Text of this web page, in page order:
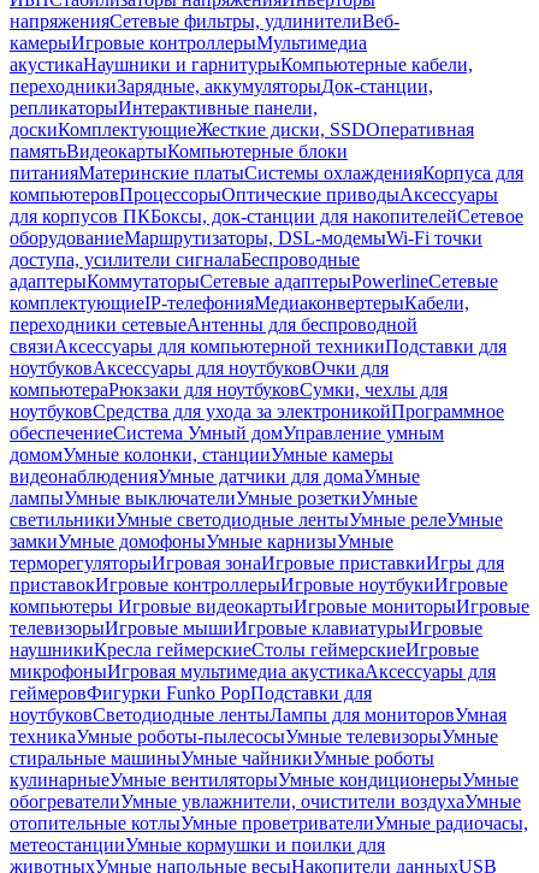
напряженияСетевые фильтры, удлинителиВеб-
камерыИгровые контроллерыМультимедиа
акустикаНаушники и гарнитурыКомпьютерные кабели,
переходникиЗарядные, аккумуляторыДок-станции,
репликаторыИнтерактивные панели,
доскиКомплектующиеЖесткие диски, SSDОперативная
памятьВидеокартыКомпьютерные блоки
питанияМатеринские платыСистемы охлажденияКорпуса для
компьютеровПроцессорыОптические приводыАксессуары
для корпусов ПКБоксы, док-станции для накопителейСетевое
оборудованиеМаршрутизаторы, DSL-модемыWi-Fi точки
доступа, усилители сигналаБеспроводные
адаптерыКоммутаторыСетевые адаптерыPowerlineСетевые
комплектующиеIP-телефонияМедиаконвертерыКабели,
переходники сетевыеАнтенны для беспроводной
связиАксессуары для компьютерной техникиПодставки для
ноутбуковАксессуары для ноутбуковОчки для
компьютераРюкзаки для ноутбуковСумки, чехлы для
ноутбуковСредства для ухода за электроникойПрограммное
обеспечениеСистема Умный домУправление умным
домомУмные колонки, станцииУмные камеры
видеонаблюденияУмные датчики для домаУмные
лампыУмные выключателиУмные розеткиУмные
светильникиУмные светодиодные лентыУмные релеУмные
замкиУмные домофоныУмные карнизыУмные
терморегуляторыИгровая зонаИгровые приставкиИгры для
приставокИгровые контроллерыИгровые ноутбукиИгровые
компьютеры Игровые видеокартыИгровые мониторыИгровые
телевизорыИгровые мышиИгровые клавиатурыИгровые
наушникиКресла геймерскиеСтолы геймерскиеИгровые
микрофоныИгровая мультимедиа акустикаАксессуары для
геймеровФигурки Funko PopПодставки для
ноутбуковСветодиодные лентыЛампы для мониторовУмная
техникаУмные роботы-пылесосыУмные телевизорыУмные
стиральные машиныУмные чайникиУмные роботы
кулинарныеУмные вентиляторыУмные кондиционерыУмные
обогревателиУмные увлажнители, очистители воздухаУмные
отопительные котлыУмные проветривателиУмные радиочасы,
метеостанцииУмные кормушки и поилки для
животныхУмные напольные весыНакопители данныхUSB